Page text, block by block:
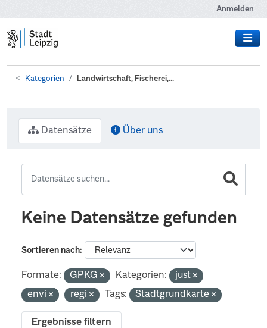
Anmelden
Kategorien Landwirtschaft, Fischerei,...
Datensätze Über uns
Keine Datensätze gefunden
Sortieren nach
Formate: GPKG Kategorien:
just
envi
regi Tags: Stadtgrundkarte
Ergebnisse filtern